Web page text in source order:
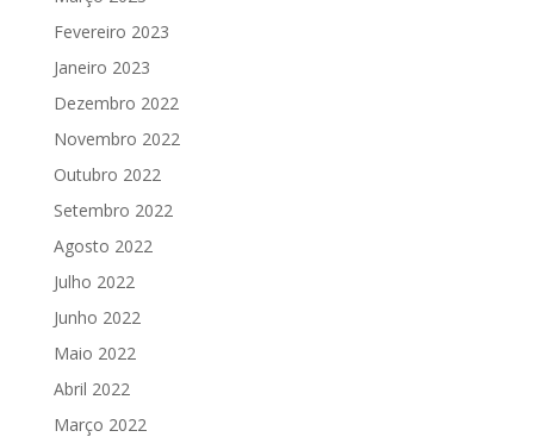
Fevereiro 2023
Janeiro 2023
Dezembro 2022
Novembro 2022
Outubro 2022
Setembro 2022
Agosto 2022
Julho 2022
Junho 2022
Maio 2022
Abril 2022
Março 2022